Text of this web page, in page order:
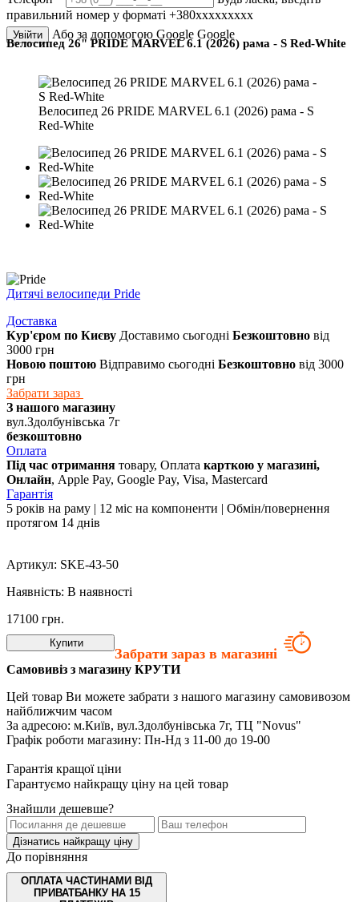
правильний номер у форматі +380ххххххххх
Увійти Або за допомогою Google Google
Велосипед 26" PRIDE MARVEL 6.1 (2026) рама - S Red-White
Велосипед 26 PRIDE MARVEL 6.1 (2026) рама - S
Red-White
Дитячі велосипеди Pride
Доставка
Кур'єром по Києву Доставимо сьогодні Безкоштовно від
3000 грн
Новою поштою Відправимо сьогодні Безкоштовно від 3000
грн
Забрати зараз
З нашого магазину
вул.Здолбунівська 7г
безкоштовно
Оплата
Під час отримання товару, Оплата карткою у магазині,
Онлайн, Apple Pay, Google Pay, Visa, Mastercard
Гарантія
5 років на раму | 12 міс на компоненти | Обмін/повернення
протягом 14 днів
Артикул: SKE-43-50
Наявність: В наявності
17100 грн.
Купити
Забрати зараз в магазині
Самовивіз з магазину КРУТИ
Цей товар Ви можете забрати з нашого магазину самовивозом
найближчим часом
За адресою: м.Київ, вул.Здолбунівська 7г, ТЦ "Novus"
Графік роботи магазину: Пн-Нд з 11-00 до 19-00
Гарантія кращої ціни
Гарантуємо найкращу ціну на цей товар
Знайшли дешевше?
Дізнатись найкращу ціну
До порівняння
ОПЛАТА ЧАСТИНАМИ ВІД
ПРИВАТБАНКУ НА 15